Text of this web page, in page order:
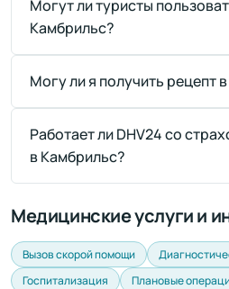
Могут ли туристы
Камбрильс?
Могу ли я получить рецепт
Работает ли DHV24 со
в Камбрильс?
Медицинские услуги и
Вызов скорой помощи
Госпитализация
Плановые